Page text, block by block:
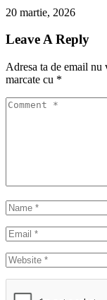
20 martie, 2026
Leave A Reply
Adresa ta de email nu
marcate cu *